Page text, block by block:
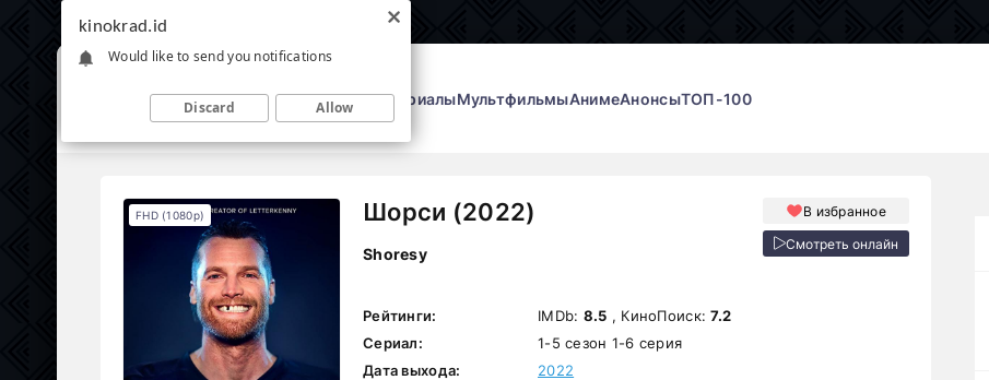
ФильмыСериалыМультфильмыАнимеАнонсыТОП-100
Шорси (2022)
Shoresy
В избранное
Смотреть онлайн
FHD (1080p)
Рейтинги: IMDb: 8.5 , КиноПоиск:7.2
Сериал:
1-5 сезон 1-6 серия
Дата выхода:
2022
kinokrad.id
Would like to send you notifications
Discard Allow